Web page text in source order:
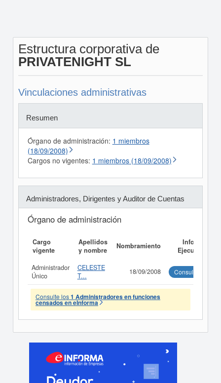
Estructura corporativa de
PRIVATENIGHT SL
Vinculaciones administrativas
Resumen
Órgano de administración: 1 miembros
(18/09/2008)
Cargos no vigentes: 1 miembros (18/09/2008)
Administradores, Dirigentes y Auditor de Cuentas
Órgano de administración
Cargo
vigente
Apellidos
y nombre
Nombramiento
Informe
Ejecutivo
Administrador
Único
CELESTE
T...
18/09/2008 Consultar
Consulte los1 Administradores en funciones
censados en eInforma